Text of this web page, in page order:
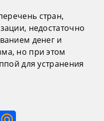
стран,
недостаточно
денег и
но при этом
для устранения